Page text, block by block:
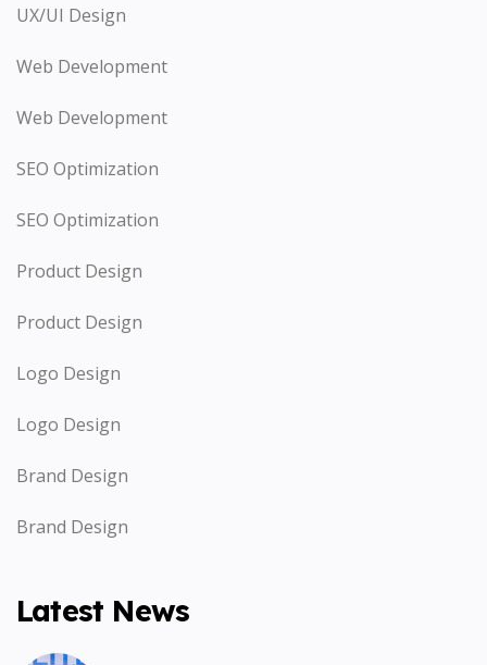
UX/UI Design
Web Development
Web Development
SEO Optimization
SEO Optimization
Product Design
Product Design
Logo Design
Logo Design
Brand Design
Brand Design
Latest News